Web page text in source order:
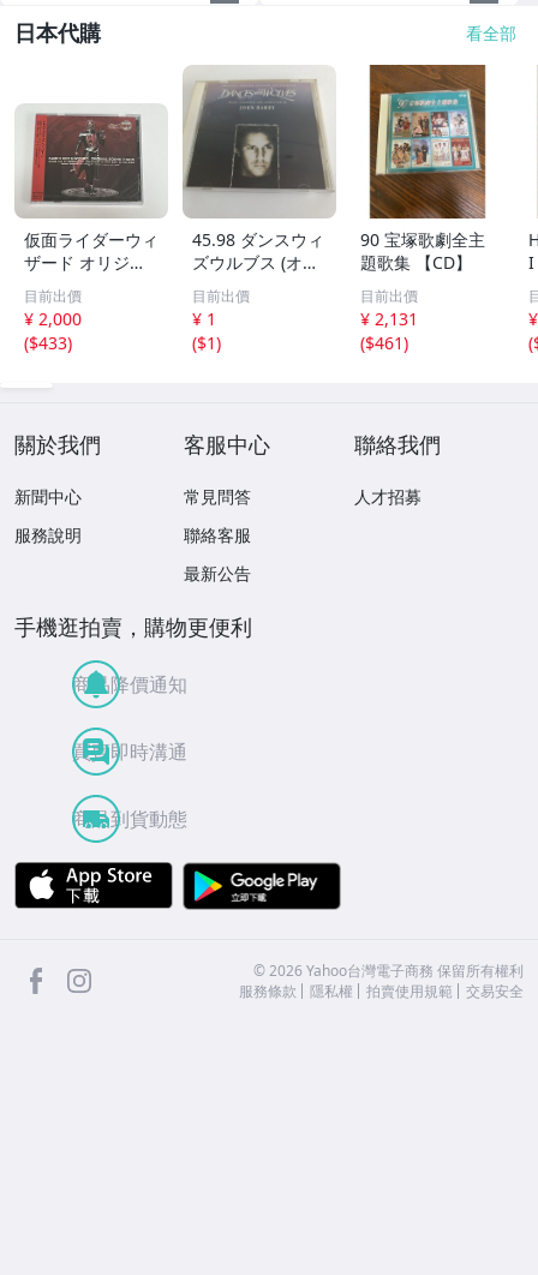
日本代購 看全部
仮面ライダーウィ
ザード オリジナ
ルサウンドトラッ
ク CD 新品未開封
目前出價
¥ 2,000
($433)
45.98 ダンスウィ
ズウルブス (オリ
ジナルサウンドト
ラック) 08
目前出價
¥ 1
($1)
90 宝塚歌劇全主
題歌集 【CD】
目前出價
¥ 2,131
($461)
I
(
關於我們
新聞中心
服務說明
客服中心
常見問答
聯絡客服
最新公告
聯絡我們
人才招募
手機逛拍賣，購物更便利
商品降價通知
買賣即時溝通
商品到貨動態
APP Store
facebook ©2026 Yahoo台灣電子商務 保留所有權利
服務條款
隱私權 拍賣使用規範 交易安全